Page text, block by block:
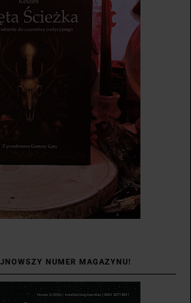
NUMER MAGAZYNU!